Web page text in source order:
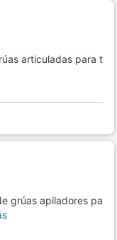
articuladas para t
grúas apiladores pa